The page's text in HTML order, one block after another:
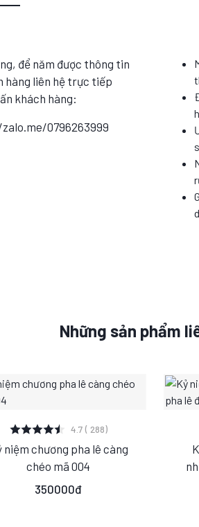
để năm được thông tin
hàng liên hệ trực tiếp
khách hàng:
0796263999
Những sản phẩm
XEM CHI TIẾT
S M L
4.7 ( 288)
niệm chương pha lê càng
chéo mã 004
350000đ